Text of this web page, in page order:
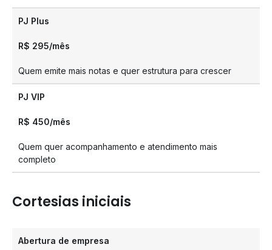
PJ Plus
R$ 295/mês
Quem emite mais notas e quer estrutura para crescer
PJ VIP
R$ 450/mês
Quem quer acompanhamento e atendimento mais
completo
Cortesias iniciais
Abertura de empresa